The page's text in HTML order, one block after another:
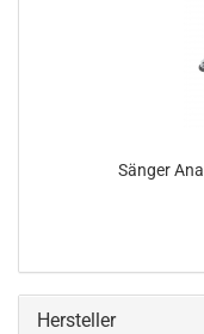
Sänger
Hersteller